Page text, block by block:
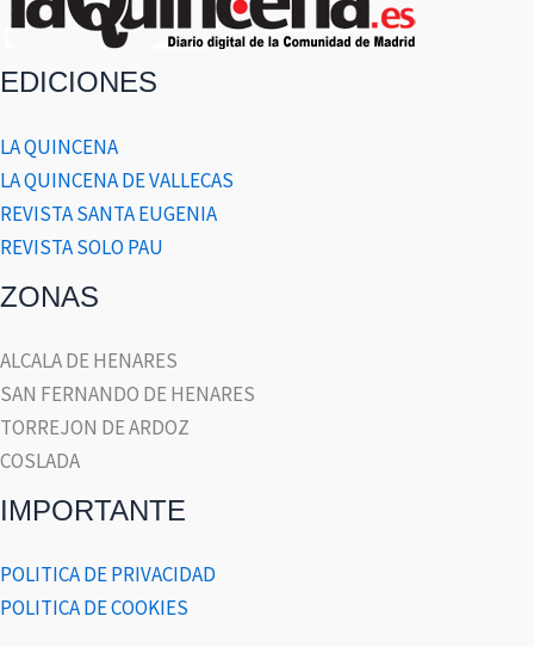
EDICIONES
LA QUINCENA
LA QUINCENA DE VALLECAS
REVISTA SANTA EUGENIA
REVISTA SOLO PAU
ZONAS
ALCALA DE HENARES
SAN FERNANDO DE HENARES
TORREJON DE ARDOZ
COSLADA
IMPORTANTE
POLITICA DE PRIVACIDAD
POLITICA DE COOKIES